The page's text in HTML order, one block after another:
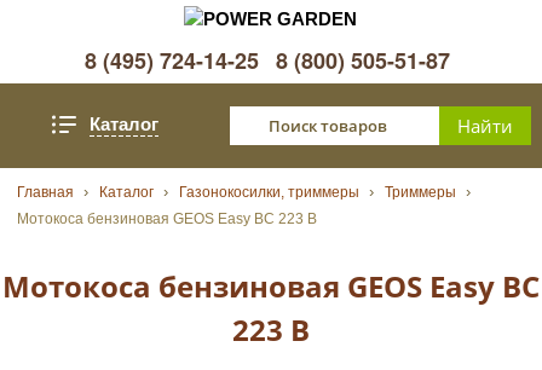
8 (495) 724-14-25 8 (800) 505-51-87
Каталог
Главная Каталог Газонокосилки, триммеры
Триммеры
Мотокоса бензиновая GEOS Easy BC 223 B
Мотокоса бензиновая GEOS Easy BC
223 B